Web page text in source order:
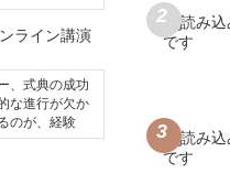
、式典の成功
な進行が欠か
のが、経験